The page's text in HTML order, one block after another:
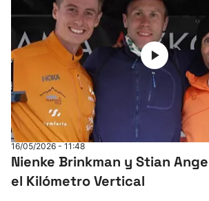
16/05/2026 - 11:48
Nienke Brinkman y Stian
el Kilómetro Vertical